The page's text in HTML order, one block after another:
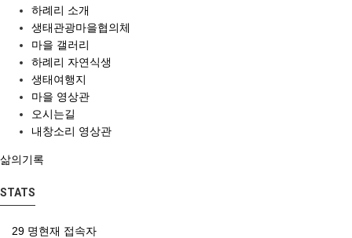
하례리 소개
생태관광마을협의체
마을 갤러리
하례리 자연식생
생태여행지
마을 영상관
오시는길
내창소리 영상관
삶의기록
STATS
29 명현재 접속자